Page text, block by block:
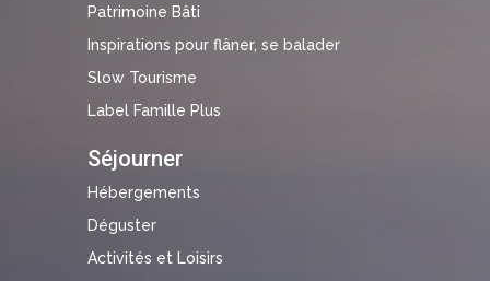
Patrimoine Bâti
Inspirations pour flâner, se balader
Slow Tourisme
Label Famille Plus
Séjourner
Hébergements
Déguster
Activités et Loisirs